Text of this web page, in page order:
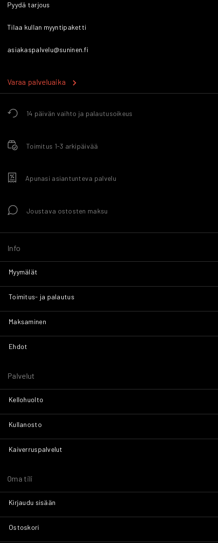
14 päivän vaihto ja palautusoikeus
Toimitus 1-3 arkipäivää
Apunasi asiantunteva palvelu
Joustava ostosten maksu
Info
Myymälät
Toimitus- ja palautus
Maksaminen
Ehdot
Palvelut
Kellohuolto
Kullanosto
Kaiverruspalvelut
Oma tili
Kirjaudu sisään
Ostoskori
Pyydä tarjous
Tilaa kullan myyntipaketti
asiakaspalvelu@suninen.fi
Varaa palveluaika